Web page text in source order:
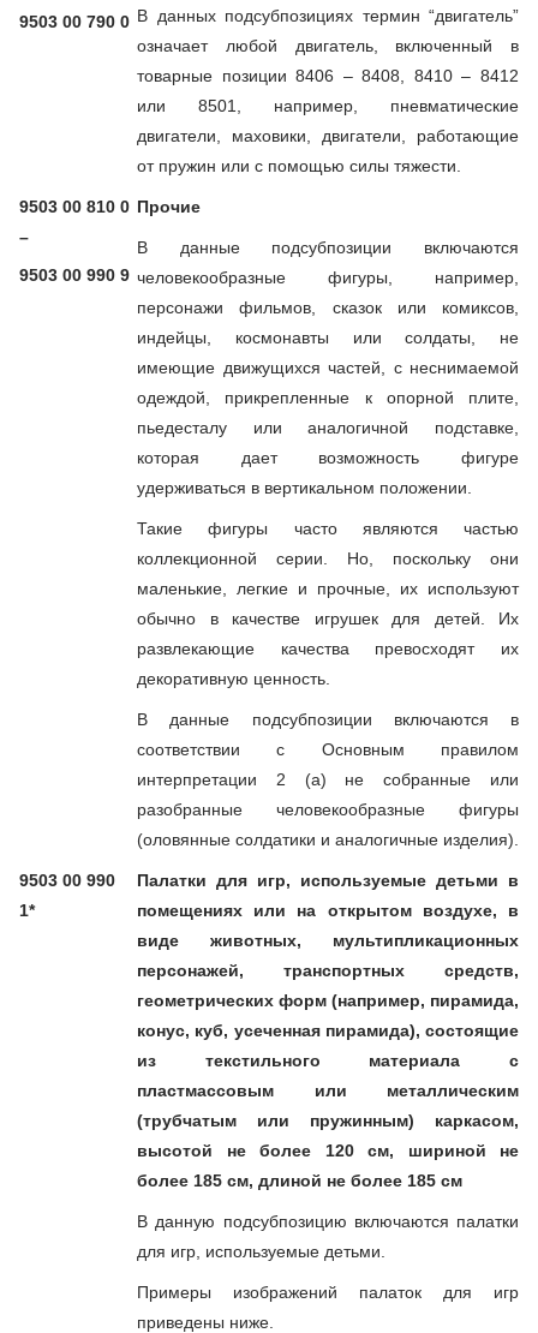
9503 00 790 0 В данных подсубпозициях термин “двигатель”
означает любой двигатель, включенный в
товарные позиции 8406 – 8408, 8410 – 8412
или 8501, например, пневматические
двигатели, маховики, двигатели, работающие
от пружин или с помощью силы тяжести.
9503 00 810 0
–
9503 00 990 9
Прочие
В данные подсубпозиции включаются
человекообразные фигуры, например,
персонажи фильмов, сказок или комиксов,
индейцы, космонавты или солдаты, не
имеющие движущихся частей, с неснимаемой
одеждой, прикрепленные к опорной плите,
пьедесталу или аналогичной подставке,
которая дает возможность фигуре
удерживаться в вертикальном положении.
Такие фигуры часто являются частью
коллекционной серии. Но, поскольку они
маленькие, легкие и прочные, их используют
обычно в качестве игрушек для детей. Их
развлекающие качества превосходят их
декоративную ценность.
В данные подсубпозиции включаются в
соответствии с Основным правилом
интерпретации 2 (а) не собранные или
разобранные человекообразные фигуры
(оловянные солдатики и аналогичные изделия).
9503 00 990
1*
Палатки для игр, используемые детьми в
помещениях или на открытом воздухе, в
виде животных, мультипликационных
персонажей, транспортных средств,
геометрических форм (например, пирамида,
конус, куб, усеченная пирамида), состоящие
из текстильного материала с
пластмассовым или металлическим
(трубчатым или пружинным) каркасом,
высотой не более 120 см, шириной не
более 185 см, длиной не более 185 см
В данную подсубпозицию включаются палатки
для игр, используемые детьми.
Примеры изображений палаток для игр
приведены ниже.